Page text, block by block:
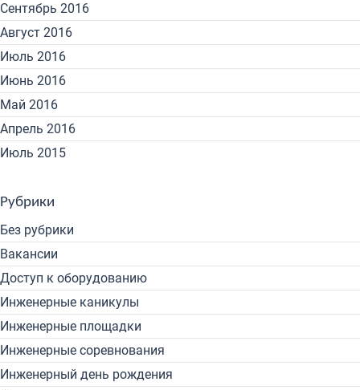
Сентябрь 2016
Август 2016
Июль 2016
Июнь 2016
Май 2016
Апрель 2016
Июль 2015
Рубрики
Без рубрики
Вакансии
Доступ к оборудованию
Инженерные каникулы
Инженерные площадки
Инженерные соревнования
Инженерный день рождения